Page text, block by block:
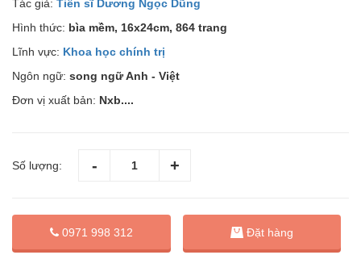
Tác giả: Tiến sĩ Dương Ngọc Dũng
Hình thức: bìa mềm, 16x24cm, 864 trang
Lĩnh vực: Khoa học chính trị
Ngôn ngữ: song ngữ Anh - Việt
Đơn vị xuất bản: Nxb....
Số lượng:
0971 998 312 Đặt hàng